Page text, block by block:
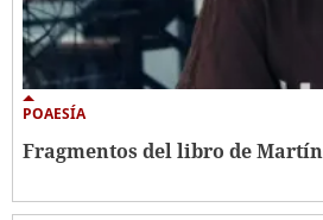
POAESÍA
Fragmentos del libro de